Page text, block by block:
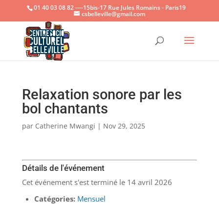
Ouvrir
01 40 03 08 82 ----15bis-17 Rue Jules Romains - Paris19
csbelleville@gmail.com
Relaxation sonore par les
bol chantants
par Catherine Mwangi | Nov 29, 2025
Détails de l'événement
Cet événement s'est terminé le 14 avril 2026
Catégories: Mensuel